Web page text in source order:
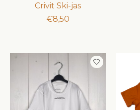
Crivit Ski-jas
€8,50